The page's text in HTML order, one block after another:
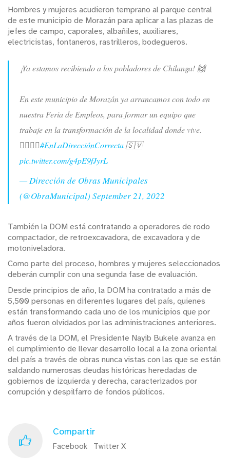
Hombres y mujeres acudieron temprano al parque central
de este municipio de Morazán para aplicar a las plazas de
jefes de campo, caporales, albañiles, auxiliares,
electricistas, fontaneros, rastrilleros, bodegueros.
¡Ya estamos recibiendo a los pobladores de Chilanga! 🙌
En este municipio de Morazán ya arrancamos con todo en
nuestra Feria de Empleos, para formar un equipo que
trabaje en la transformación de la localidad donde vive.
👷‍♂️👷‍♀️#EnLaDirecciónCorrecta🇸🇻
pic.twitter.com/g4pE9fJyrL
— Dirección de Obras Municipales
(@ObraMunicipal) September 21, 2022
También la DOM está contratando a operadores de rodo
compactador, de retroexcavadora, de excavadora y de
motoniveladora.
Como parte del proceso, hombres y mujeres seleccionados
deberán cumplir con una segunda fase de evaluación.
Desde principios de año, la DOM ha contratado a más de
5,500 personas en diferentes lugares del país, quienes
están transformando cada uno de los municipios que por
años fueron olvidados por las administraciones anteriores.
A través de la DOM, el Presidente Nayib Bukele avanza en
el cumplimiento de llevar desarrollo local a la zona oriental
del país a través de obras nunca vistas con las que se están
saldando numerosas deudas históricas heredadas de
gobiernos de izquierda y derecha, caracterizados por
corrupción y despilfarro de fondos públicos.
Compartir
Facebook Twitter X